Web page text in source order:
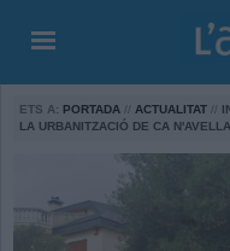
ETS A: PORTADA // ACTUALITAT //
LA URBANITZACIÓ DE CA